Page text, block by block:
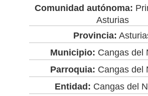
Comunidad autónoma:
Asturias
Provincia:
Municipio: Cangas del
Parroquia: Cangas del
Entidad: Cangas del